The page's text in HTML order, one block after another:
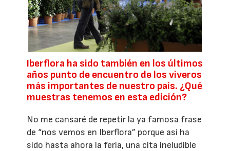
Iberflora ha sido también en los últimos
años punto de encuentro de los viveros
más importantes de nuestro país. ¿Qué
muestras tenemos en esta edición?
No me cansaré de repetir la ya famosa frase
de “nos vemos en Iberflora” porque así ha
sido hasta ahora la feria, una cita ineludible